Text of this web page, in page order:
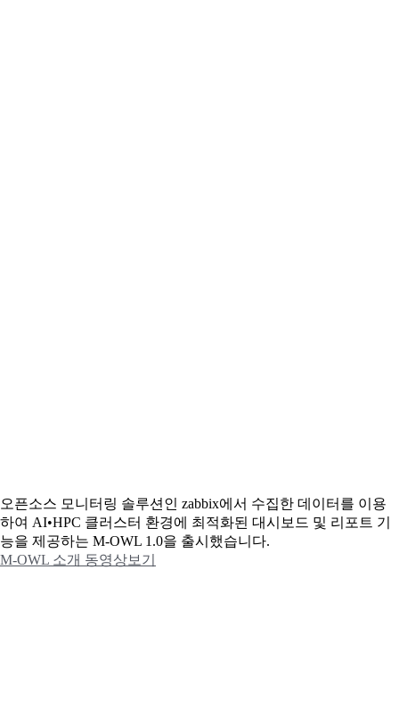
오픈소스 모니터링 솔루션인 zabbix에서 수집한 데이터를 이용
하여 AI•HPC 클러스터 환경에 최적화된 대시보드 및 리포트 기
능을 제공하는 M-OWL 1.0을 출시했습니다.
M-OWL 소개 동영상보기